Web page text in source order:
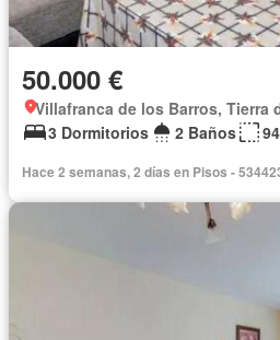
50.000 €
Villafranca de los Barros, Tierra
3 Dormitorios
2 Baños
Hace 2 semanas, 2 días en Pisos -